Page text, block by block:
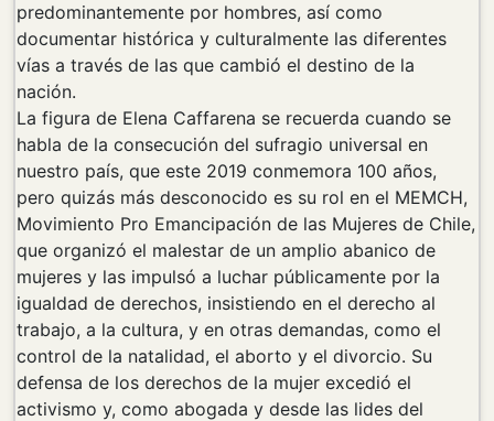
predominantemente por hombres, así como
documentar histórica y culturalmente las diferentes
vías a través de las que cambió el destino de la
nación.
La figura de Elena Caffarena se recuerda cuando se
habla de la consecución del sufragio universal en
nuestro país, que este 2019 conmemora 100 años,
pero quizás más desconocido es su rol en el MEMCH,
Movimiento Pro Emancipación de las Mujeres de Chile,
que organizó el malestar de un amplio abanico de
mujeres y las impulsó a luchar públicamente por la
igualdad de derechos, insistiendo en el derecho al
trabajo, a la cultura, y en otras demandas, como el
control de la natalidad, el aborto y el divorcio. Su
defensa de los derechos de la mujer excedió el
activismo y, como abogada y desde las lides del